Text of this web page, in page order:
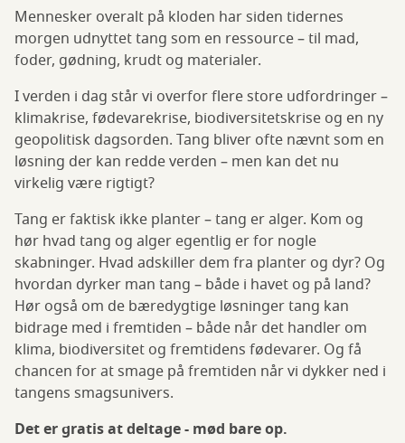
Mennesker overalt på kloden har siden tidernes
morgen udnyttet tang som en ressource – til mad,
foder, gødning, krudt og materialer.
I verden i dag står vi overfor flere store udfordringer –
klimakrise, fødevarekrise, biodiversitetskrise og en ny
geopolitisk dagsorden. Tang bliver ofte nævnt som en
løsning der kan redde verden – men kan det nu
virkelig være rigtigt?
Tang er faktisk ikke planter – tang er alger. Kom og
hør hvad tang og alger egentlig er for nogle
skabninger. Hvad adskiller dem fra planter og dyr? Og
hvordan dyrker man tang – både i havet og på land?
Hør også om de bæredygtige løsninger tang kan
bidrage med i fremtiden – både når det handler om
klima, biodiversitet og fremtidens fødevarer. Og få
chancen for at smage på fremtiden når vi dykker ned i
tangens smagsunivers.
Det er gratis at deltage - mød bare op.